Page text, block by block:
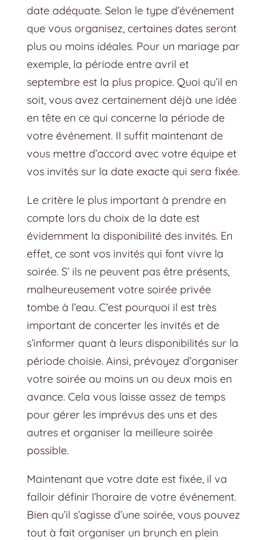
date adéquate. Selon le type d’événement
que vous organisez, certaines dates seront
plus ou moins idéales. Pour un mariage par
exemple, la période entre avril et
septembre est la plus propice. Quoi qu’il en
soit, vous avez certainement déjà une idée
en tête en ce qui concerne la période de
votre événement. Il suffit maintenant de
vous mettre d’accord avec votre équipe et
vos invités sur la date exacte qui sera fixée.
Le critère le plus important à prendre en
compte lors du choix de la date est
évidemment la disponibilité des invités. En
effet, ce sont vos invités qui font vivre la
soirée. S’ ils ne peuvent pas être présents,
malheureusement votre soirée privée
tombe à l’eau. C’est pourquoi il est très
important de concerter les invités et de
s’informer quant à leurs disponibilités sur la
période choisie. Ainsi, prévoyez d’organiser
votre soirée au moins un ou deux mois en
avance. Cela vous laisse assez de temps
pour gérer les imprévus des uns et des
autres et organiser la meilleure soirée
possible.
Maintenant que votre date est fixée, il va
falloir définir l’horaire de votre événement.
Bien qu’il s’agisse d’une soirée, vous pouvez
tout à fait organiser un brunch en plein